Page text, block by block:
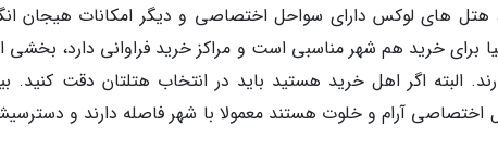
هتل های لوکس دارای سواحل اختصاصی و دیگر امکانات هیجان
برای خرید هم شهر مناسبی است و مراکز خرید فراوانی دارد، بخشی
اختصاصی آرام و خلوت هستند معمولا با شهر فاصله دارند و